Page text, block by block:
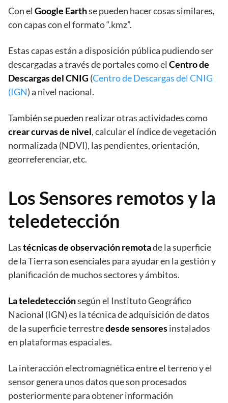
Con el Google Earthse pueden hacer cosas similares,
con capas con el formato “.kmz”.
Estas capas están a disposición pública pudiendo ser
descargadas a través de portales como el Centro de
Descargas del CNIG (Centro de Descargas del CNIG
(IGN) a nivel nacional.
También se pueden realizar otras actividades como
crear curvas de nivel, calcular el índice de vegetación
normalizada (NDVI), las pendientes, orientación,
georreferenciar, etc.
Los Sensores remotos y la
teledetección
Lastécnicas de observación remotade la superficie
de la Tierra son esenciales para ayudar en la gestión y
planificación de muchos sectores y ámbitos.
La teledetecciónsegún el Instituto Geográfico
Nacional (IGN) es la técnica de adquisición de datos
de la superficie terrestredesde sensoresinstalados
en plataformas espaciales.
La interacción electromagnética entre el terreno y el
sensor genera unos datos que son procesados
posteriormente para obtener información